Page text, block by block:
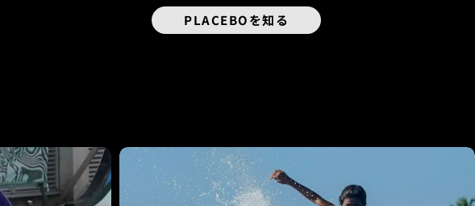
PLACEBOを知る